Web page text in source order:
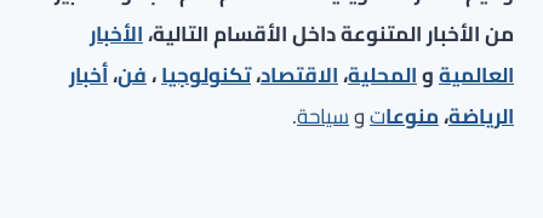
من الأخبار المتنوعة داخل الأقسام التالية،الأخبار
العالميةوالمحلية،الاقتصاد،تكنولوجيا،فن،أخبار
الرياضة،منوعاتوسياحة.